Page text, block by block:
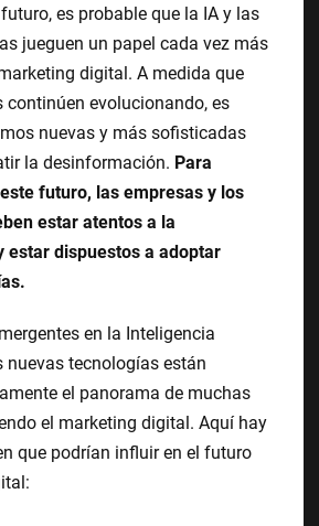
es probable que la IA y las
jueguen un papel cada vez más
digital. A medida que
continúen evolucionando, es
nuevas y más sofisticadas
la desinformación. Para
futuro, las empresas y los
estar atentos a la
estar dispuestos a adoptar
en la Inteligencia
nuevas tecnologías están
el panorama de muchas
el marketing digital. Aquí hay
que podrían influir en el futuro